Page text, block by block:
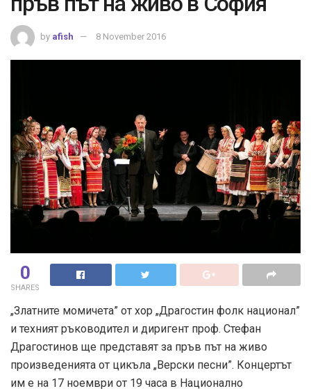
by afish 8 November 2016
0
SHARES
„Златните момичета” от хор „Драгостин фолк национал”
и техният ръководител и диригент проф. Стефан
Драгостинов ще представят за пръв път на живо
произведенията от цикъла „Верски песни”. Концертът
им е на 17 ноември от 19 часа в Национално